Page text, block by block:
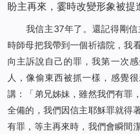
盼主再來，霎時改變形象被提
我信主37年了。還記得剛
時師母把我帶到一個祈禱院，我
向主訴說自己的罪，我第一次
人，像偷東西被抓一樣，感覺
講：「弟兄姊妹，雖然我們有罪
全備的，我們因信主耶穌罪就得
有罪，等主再來時，我們會瞬間